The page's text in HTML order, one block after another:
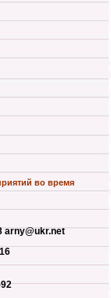
во время
arny@ukr.net